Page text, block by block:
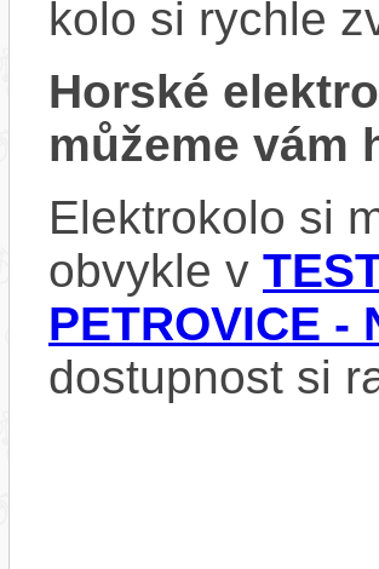
kolo si rychle
Horské
můžeme vám
Elektrokolo si
obvykle v
PETROVICE -
dostupnost si